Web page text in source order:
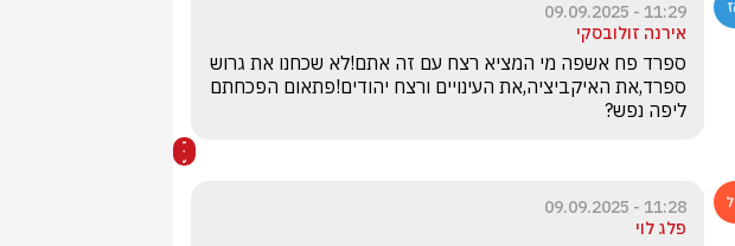
11:29 - 09.09.2025
אירנה זולובסקי
ליפה נפש?
11:28 - 09.09.2025
פלג לוי